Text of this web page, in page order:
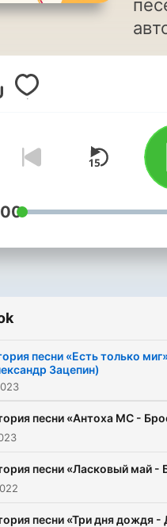
песни «Есть только
Зацепин)
песни «Антоха МС -
песни «Ласковый май -
песни «Три дня дождя